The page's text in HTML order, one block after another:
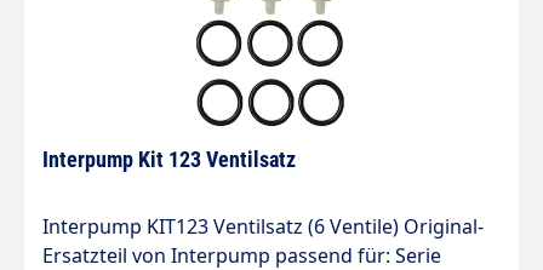
Interpump Kit 123 Ventilsatz
Interpump KIT123 Ventilsatz (6 Ventile) Original-
Ersatzteil von Interpump passend für: Serie